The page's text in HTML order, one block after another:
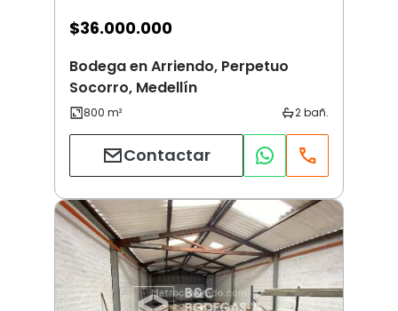
$36.000.000
Bodega en Arriendo, Perpetuo
Socorro, Medellín
Contactar